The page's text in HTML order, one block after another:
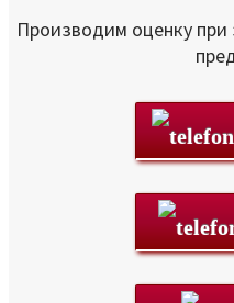
Производим оценку